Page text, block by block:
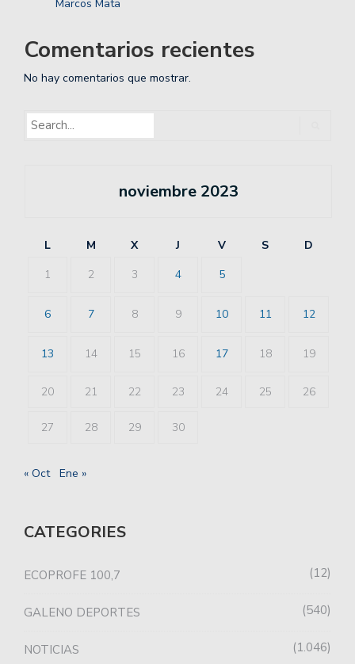
Marcos Mata
Comentarios recientes
No hay comentarios que mostrar.
noviembre 2023
L M X J V S
D
1
2 3 4 5
6 7 8 9 10 11 12
13 14 15 16 17 18 19
20 21 22 23 24 25 26
27 28 29 30
« Oct Ene »
CATEGORIES
ECOPROFE 100,7 12
GALENO DEPORTES 540
NOTICIAS 1.046